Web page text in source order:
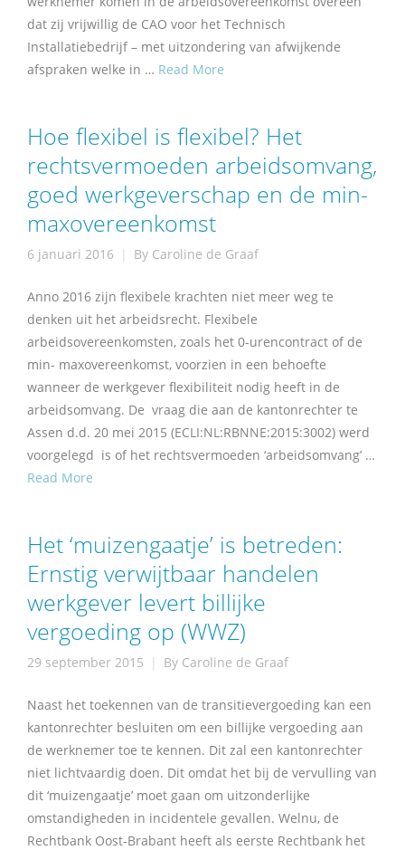
dat zij vrijwillig de CAO voor het Technisch
Installatiebedrijf – met uitzondering van afwijkende
afspraken welke in … Read More
Hoe flexibel is flexibel? Het
rechtsvermoeden arbeidsomvang,
goed werkgeverschap en de min-
maxovereenkomst
6 januari 2016 By Caroline de Graaf
Anno 2016 zijn flexibele krachten niet meer weg te
denken uit het arbeidsrecht. Flexibele
arbeidsovereenkomsten, zoals het 0-urencontract of de
min- maxovereenkomst, voorzien in een behoefte
wanneer de werkgever flexibiliteit nodig heeft in de
arbeidsomvang. De vraag die aan de kantonrechter te
Assen d.d. 20 mei 2015 (ECLI:NL:RBNNE:2015:3002) werd
voorgelegd is of het rechtsvermoeden ‘arbeidsomvang’ …
Read More
Het ‘muizengaatje’ is betreden:
Ernstig verwijtbaar handelen
werkgever levert billijke
vergoeding op (WWZ)
29 september 2015 By Caroline de Graaf
Naast het toekennen van de transitievergoeding kan een
kantonrechter besluiten om een billijke vergoeding aan
de werknemer toe te kennen. Dit zal een kantonrechter
niet lichtvaardig doen. Dit omdat het bij de vervulling van
dit ‘muizengaatje’ moet gaan om uitzonderlijke
omstandigheden in incidentele gevallen. Welnu, de
Rechtbank Oost-Brabant heeft als eerste Rechtbank het